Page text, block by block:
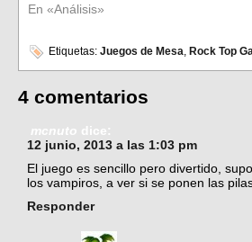
En «Análisis»
Etiquetas: Juegos de Mesa Rock Top
4 comentarios
mcnuto dice:
12 junio, 2013 a las 1:03 pm
El juego es sencillo pero divertido,
los vampiros, a ver si se ponen las
Responder